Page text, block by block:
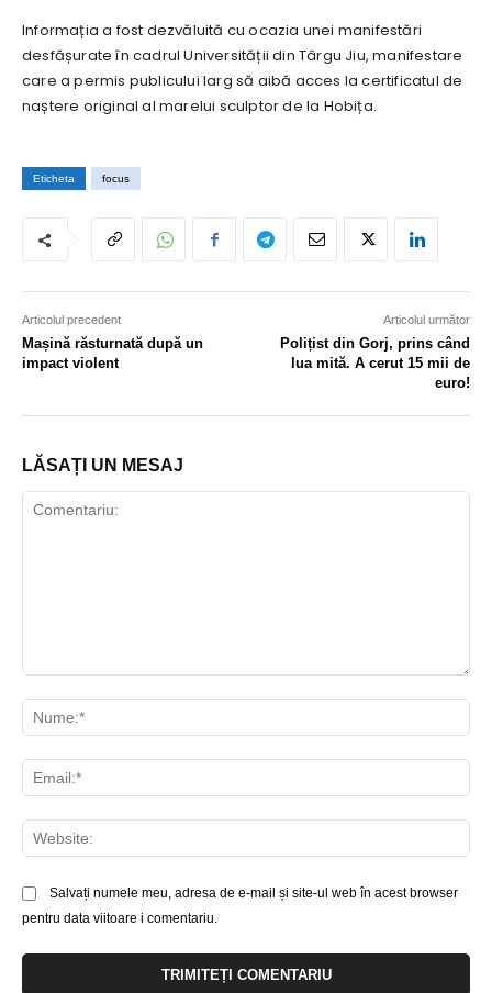
Informația a fost dezvăluită cu ocazia unei manifestări
desfășurate în cadrul Universității din Târgu Jiu, manifestare
care a permis publicului larg să aibă acces la certificatul de
naștere original al marelui sculptor de la Hobița.
Eticheta focus
Articolul precedent
Mașină răsturnată după un
impact violent
Articolul următor
Polițist din Gorj, prins când
lua mită. A cerut 15 mii de
euro!
LĂSAȚI UN MESAJ
Salvați numele meu, adresa de e-mail și site-ul web în acest browser
pentru data viitoare i comentariu.